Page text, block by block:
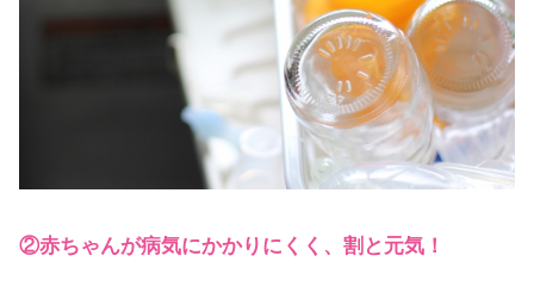
②赤ちゃんが病気にかかりにくく、割と元気！